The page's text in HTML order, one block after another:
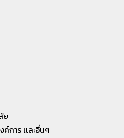
ย
ค์การ เเละอื่นๆ